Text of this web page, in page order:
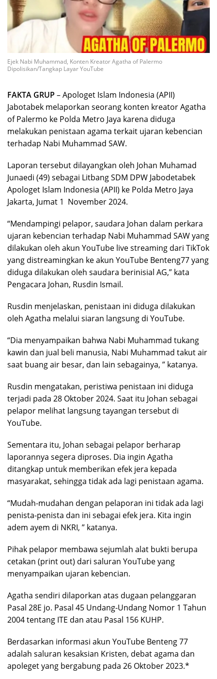
Ejek Nabi Muhammad, Konten Kreator Agatha of Palermo
Dipolisikan/Tangkap Layar YouTube
FAKTA GRUP – Apologet Islam Indonesia (APII)
Jabotabek melaporkan seorang konten kreator Agatha
of Palermo ke Polda Metro Jaya karena diduga
melakukan penistaan agama terkait ujaran kebencian
terhadap Nabi Muhammad SAW.
Laporan tersebut dilayangkan oleh Johan Muhamad
Junaedi (49) sebagai Litbang SDM DPW Jabodetabek
Apologet Islam Indonesia (APII) ke Polda Metro Jaya
Jakarta, Jumat 1 November 2024.
“Mendampingi pelapor, saudara Johan dalam perkara
ujaran kebencian terhadap Nabi Muhammad SAW yang
dilakukan oleh akun YouTube live streaming dari TikTok
yang distreamingkan ke akun YouTube Benteng77 yang
diduga dilakukan oleh saudara berinisial AG,” kata
Pengacara Johan, Rusdin Ismail.
Rusdin menjelaskan, penistaan ini diduga dilakukan
oleh Agatha melalui siaran langsung di YouTube.
“Dia menyampaikan bahwa Nabi Muhammad tukang
kawin dan jual beli manusia, Nabi Muhammad takut air
saat buang air besar, dan lain sebagainya, ” katanya.
Rusdin mengatakan, peristiwa penistaan ini diduga
terjadi pada 28 Oktober 2024. Saat itu Johan sebagai
pelapor melihat langsung tayangan tersebut di
YouTube.
Sementara itu, Johan sebagai pelapor berharap
laporannya segera diproses. Dia ingin Agatha
ditangkap untuk memberikan efek jera kepada
masyarakat, sehingga tidak ada lagi penistaan agama.
“Mudah-mudahan dengan pelaporan ini tidak ada lagi
penista-penista dan ini sebagai efek jera. Kita ingin
adem ayem di NKRI, ” katanya.
Pihak pelapor membawa sejumlah alat bukti berupa
cetakan (print out) dari saluran YouTube yang
menyampaikan ujaran kebencian.
Agatha sendiri dilaporkan atas dugaan pelanggaran
Pasal 28E jo. Pasal 45 Undang-Undang Nomor 1 Tahun
2004 tentang ITE dan atau Pasal 156 KUHP.
Berdasarkan informasi akun YouTube Benteng 77
adalah saluran kesaksian Kristen, debat agama dan
apoleget yang bergabung pada 26 Oktober 2023.*